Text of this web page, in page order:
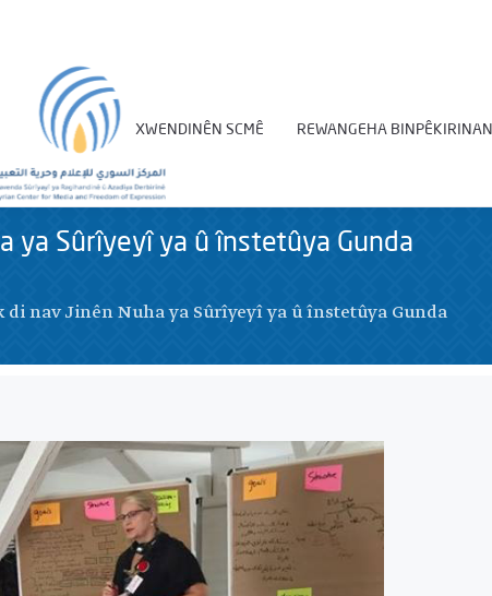
XWENDINÊN SCMÊ REWANGEHA BINPÊKIRINAN
ya Sûrîyeyî ya û înstetûya Gunda
di nav Jinên Nuha ya Sûrîyeyî ya û înstetûya Gunda